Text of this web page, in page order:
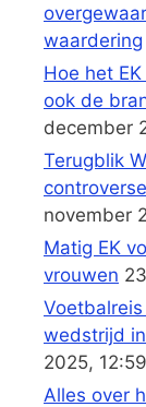
waardering
Hoe het
ook de
december
Terugblik
november
Matig EK
vrouwen
wedstrijd
2025, 12:59
Alles over